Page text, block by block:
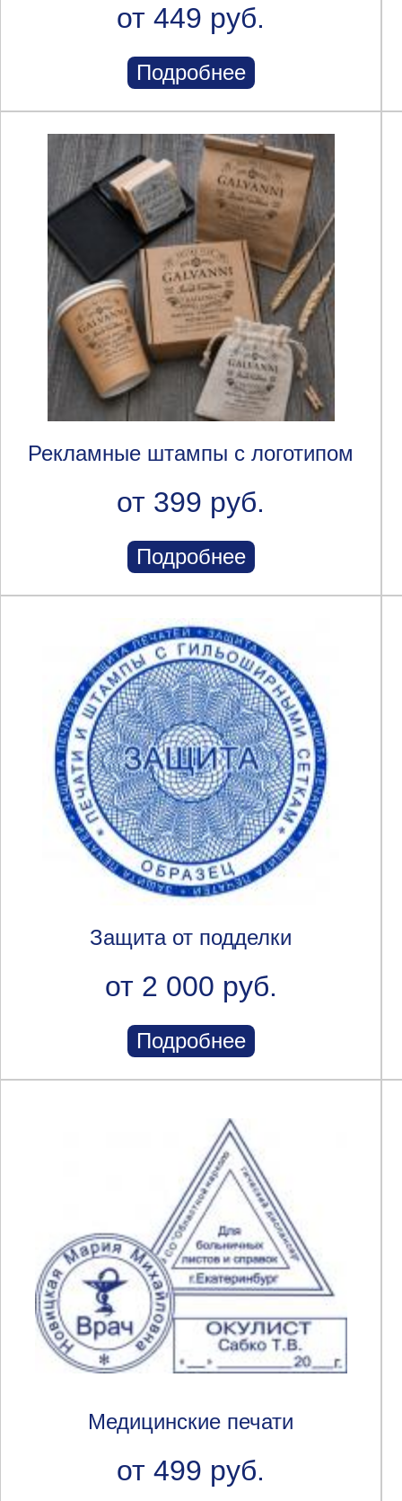
от 449 руб.
Подробнее
Рекламные штампы с логотипом
от 399 руб.
Подробнее
Защита от подделки
от 2 000 руб.
Подробнее
Медицинские печати
от 499 руб.